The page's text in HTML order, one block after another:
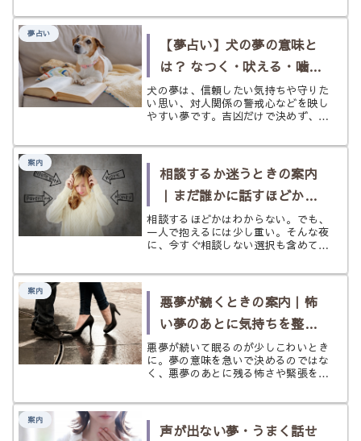
します。
夢占い
【夢占い】犬の夢の意味と
は？ なつく・吠える・噛ま
れる・追いかけられるなど
状況別にやさしく解説
犬の夢は、信頼したい気持ちや守りた
い思い、対人関係の警戒心などを映し
やすい夢です。吉凶だけで決めず、今
きましょう。
案内
相談するか迷うときの案内
｜まだ誰かに話すほどかわ
からない夜に
相談するほどかはわからない。でも、
一人で抱えるには少し重い。そんな夜
に、今すぐ相談しない選択も含めて、
る案内ページです。
案内
悪夢が続くときの案内｜怖
い夢のあとに気持ちを整え
るために
悪夢が続いて眠るのが少しこわいとき
に。夢の意味を急いで決めるのではな
く、悪夢のあとに残る怖さや緊張をや
つなぐ案内ページです。
案内
声が出ない夢・うまく話せ